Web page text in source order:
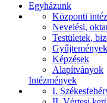
Egyházunk
Központi
Nevelési,
Testületek,
Gyűjtemények
Képzések
Alapítványok
Intézmények
I.